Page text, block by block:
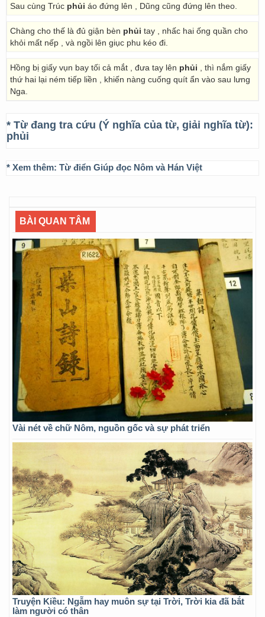
Sau cùng Trúc phủi áo đứng lên , Dũng cũng đứng lên theo.
Chàng cho thế là đủ giận bèn phủi tay , nhấc hai ống quần cho
khỏi mất nếp , và ngồi lên giục phu kéo đi.
Hồng bị giấy vụn bay tối cả mắt , đưa tay lên phủi , thì nắm giấy
thứ hai lại ném tiếp liền , khiến nàng cuống quít ẩn vào sau lưng
Nga.
* Từ đang tra cứu (Ý nghĩa của từ, giải nghĩa từ):
phủi
* Xem thêm: Từ điển Giúp đọc Nôm và Hán Việt
BÀI QUAN TÂM
Vài nét về chữ Nôm, nguồn gốc và sự phát triển
Truyện Kiều: Ngẫm hay muôn sự tại Trời, Trời kia đã bắt
làm người có thân